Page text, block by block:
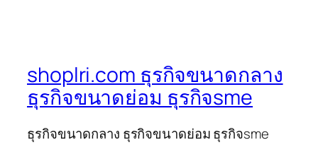
shoplri.com ธุรกิจขนาดกลาง
ธุรกิจขนาดย่อม ธุรกิจsme
ธุรกิจขนาดกลาง ธุรกิจขนาดย่อม ธุรกิจsme